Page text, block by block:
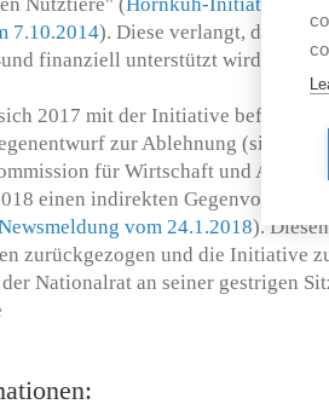
7.10.2014). Diese verlangt, dass
finanziell unterstützt wird.
2017 mit der Initiative befasst
zur Ablehnung (siehe
für Wirtschaft und
einen indirekten
vom 24.1.2018).
zurückgezogen und die Initiative
Nationalrat an seiner gestrigen